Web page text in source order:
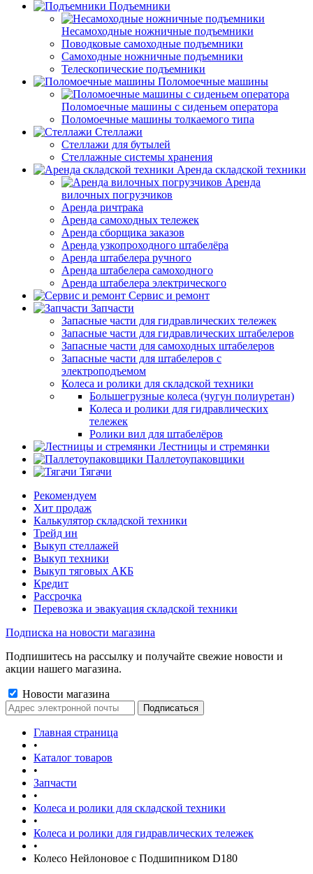
Подъемники
Несамоходные ножничные подъемники
Поводковые самоходные подъемники
Самоходные ножничные подъемники
Телескопические подъемники
Поломоечные машины
Поломоечные машины с сиденьем оператора
Поломоечные машины толкаемого типа
Стеллажи
Стеллажи для бутылей
Стеллажные системы хранения
Аренда складской техники
Аренда
вилочных погрузчиков
Аренда ричтрака
Аренда самоходных тележек
Аренда сборщика заказов
Аренда узкопроходного штабелёра
Аренда штабелера ручного
Аренда штабелера самоходного
Аренда штабелера электрического
Сервис и ремонт
Запчасти
Запасные части для гидравлических тележек
Запасные части для гидравлических штабелеров
Запасные части для самоходных штабелеров
Запасные части для штабелеров с
электроподъемом
Колеса и ролики для складской техники
Большегрузные колеса (чугун полиуретан)
Колеса и ролики для гидравлических
тележек
Ролики вил для штабелёров
Лестницы и стремянки
Паллетоупаковщики
Тягачи
Рекомендуем
Хит продаж
Калькулятор складской техники
Трейд ин
Выкуп стеллажей
Выкуп техники
Выкуп тяговых АКБ
Кредит
Рассрочка
Перевозка и эвакуация складской техники
Подписка на новости магазина
Подпишитесь на рассылку и получайте свежие новости и
акции нашего магазина.
Новости магазина
Главная страница
•
Каталог товаров
•
Запчасти
•
Колеса и ролики для складской техники
•
Колеса и ролики для гидравлических тележек
•
Колесо Нейлоновое с Подшипником D180